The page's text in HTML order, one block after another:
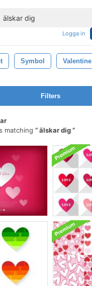
Logga in
Symbol Valentine
Filters
matching
älskar dig